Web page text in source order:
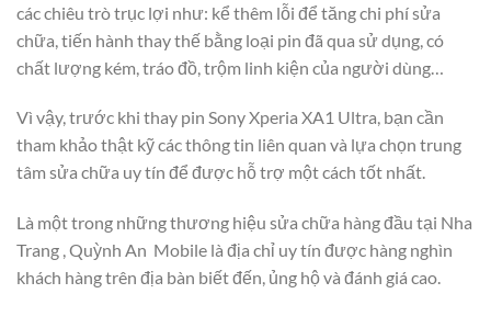
các chiêu trò trục lợi như: kể thêm lỗi để tăng chi phí sửa
chữa, tiến hành thay thế bằng loại pin đã qua sử dụng, có
chất lượng kém, tráo đồ, trộm linh kiện của người dùng…
Vì vậy, trước khi thay pin Sony Xperia XA1 Ultra, bạn cần
tham khảo thật kỹ các thông tin liên quan và lựa chọn trung
tâm sửa chữa uy tín để được hỗ trợ một cách tốt nhất.
Là một trong những thương hiệu sửa chữa hàng đầu tại Nha
Trang , Quỳnh An Mobile là địa chỉ uy tín được hàng nghìn
khách hàng trên địa bàn biết đến, ủng hộ và đánh giá cao.